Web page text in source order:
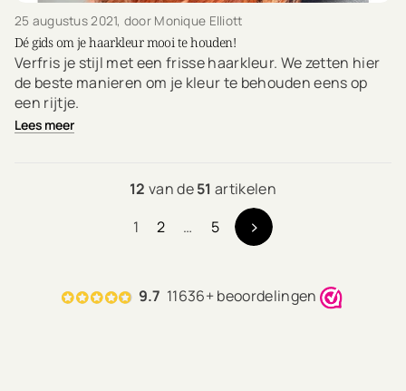
25 augustus 2021, door Monique Elliott
Dé gids om je haarkleur mooi te houden!
Verfris je stijl met een frisse haarkleur. We zetten hier
de beste manieren om je kleur te behouden eens op
een rijtje.
Lees meer
12 van de51 artikelen
1
2 … 5
9.7 11636+ beoordelingen